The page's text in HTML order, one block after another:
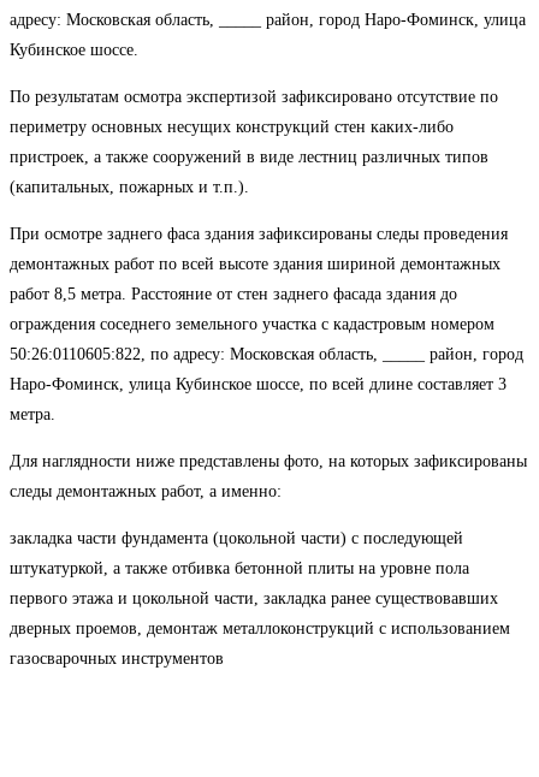
адресу: Московская область, _____ район, город Наро-Фоминск, улица
Кубинское шоссе.
По результатам осмотра экспертизой зафиксировано отсутствие по
периметру основных несущих конструкций стен каких-либо
пристроек, а также сооружений в виде лестниц различных типов
(капитальных, пожарных и т.п.).
При осмотре заднего фаса здания зафиксированы следы проведения
демонтажных работ по всей высоте здания шириной демонтажных
работ 8,5 метра. Расстояние от стен заднего фасада здания до
ограждения соседнего земельного участка с кадастровым номером
50:26:0110605:822, по адресу: Московская область, _____ район, город
Наро-Фоминск, улица Кубинское шоссе, по всей длине составляет 3
метра.
Для наглядности ниже представлены фото, на которых зафиксированы
следы демонтажных работ, а именно:
закладка части фундамента (цокольной части) с последующей
штукатуркой, а также отбивка бетонной плиты на уровне пола
первого этажа и цокольной части, закладка ранее существовавших
дверных проемов, демонтаж металлоконструкций с использованием
газосварочных инструментов